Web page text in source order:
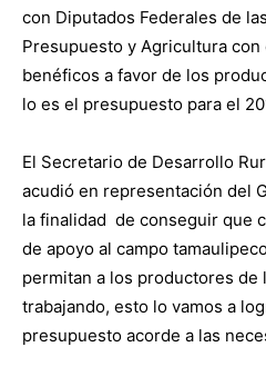
con Diputados Federales de
Presupuesto y Agricultura
benéficos a favor de los
lo es el presupuesto para el
El Secretario de Desarrollo
acudió en representación del
la finalidad de conseguir que
de apoyo al campo
permitan a los productores de
trabajando, esto lo vamos a
presupuesto acorde a las